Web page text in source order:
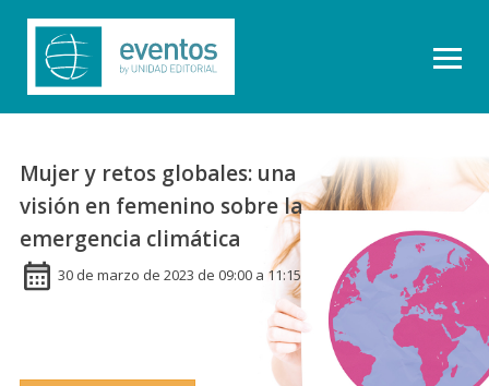
Mujer y retos globales: una
visión en femenino sobre la
emergencia climática
30 de marzo de 2023 de 09:00 a 11:15